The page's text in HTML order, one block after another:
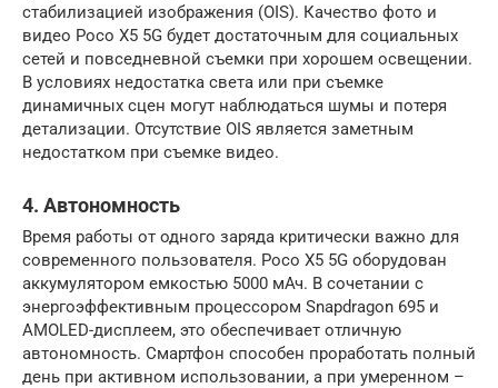
стабилизацией изображения (OIS). Качество фото и
видео Poco X5 5G будет достаточным для социальных
сетей и повседневной съемки при хорошем освещении.
В условиях недостатка света или при съемке
динамичных сцен могут наблюдаться шумы и потеря
детализации. Отсутствие OIS является заметным
недостатком при съемке видео.
4. Автономность
Время работы от одного заряда критически важно для
современного пользователя. Poco X5 5G оборудован
аккумулятором емкостью 5000 мАч. В сочетании с
энергоэффективным процессором Snapdragon 695 и
AMOLED-дисплеем, это обеспечивает отличную
автономность. Смартфон способен проработать полный
день при активном использовании, а при умеренном –